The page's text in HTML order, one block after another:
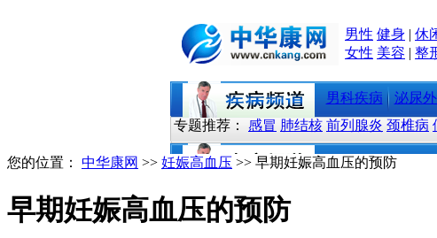
男性 健身 | 休
女性 美容 | 整
男科疾病
泌尿
专题推荐： 感冒 肺结核 前列腺炎 颈椎病
您的位置： 中华康网 >> 妊娠高血压 >> 早期妊娠高血压的预防
早期妊娠高血压的预防